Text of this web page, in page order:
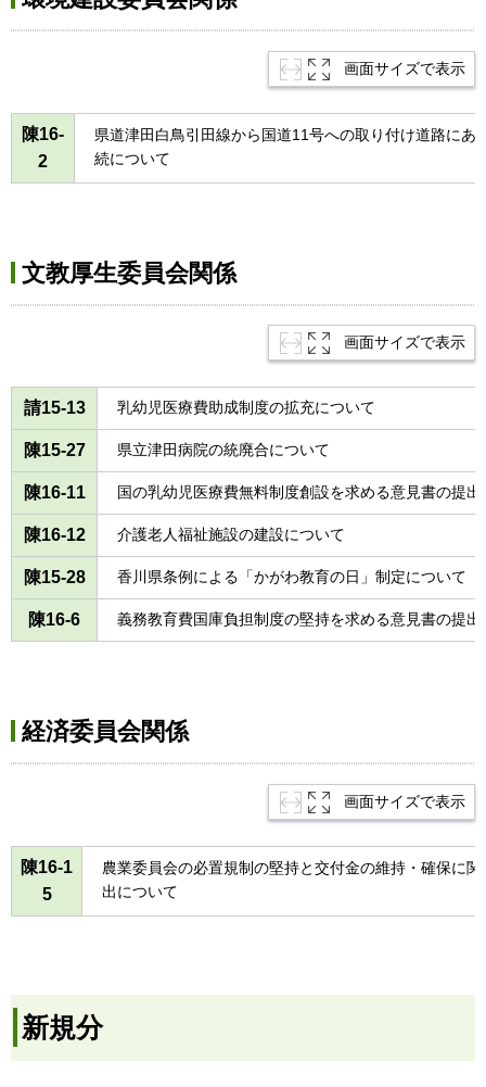
画面サイズで表示
陳16-
2
県道津田白鳥引田線から国道11号への取り付け道路にあ
続について
文教厚生委員会関係
画面サイズで表示
請15-13 乳幼児医療費助成制度の拡充について
陳15-27 県立津田病院の統廃合について
陳16-11 国の乳幼児医療費無料制度創設を求める意見書の提出
陳16-12 介護老人福祉施設の建設について
陳15-28 香川県条例による「かがわ教育の日」制定について
陳16-6 義務教育費国庫負担制度の堅持を求める意見書の提出
経済委員会関係
画面サイズで表示
陳16-1
5
農業委員会の必置規制の堅持と交付金の維持・確保に
出について
新規分